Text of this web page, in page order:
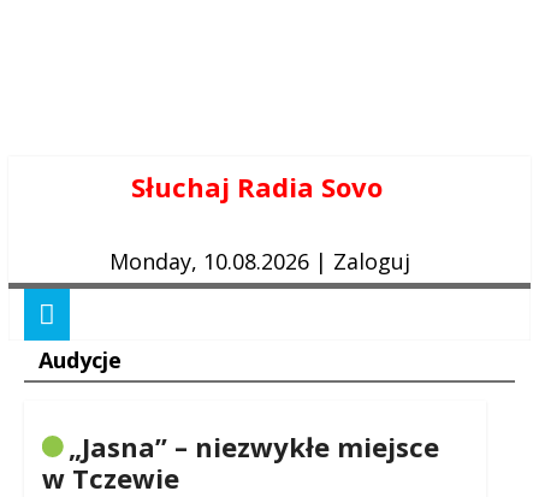
Słuchaj Radia Sovo
Monday, 10.08.2026 | Zaloguj
Audycje
„Jasna” – niezwykłe miejsce
w Tczewie